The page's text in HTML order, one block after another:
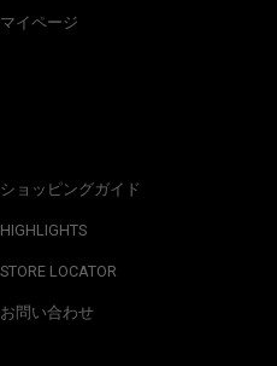
マイページ
ショッピングガイド
HIGHLIGHTS
STORE LOCATOR
お問い合わせ